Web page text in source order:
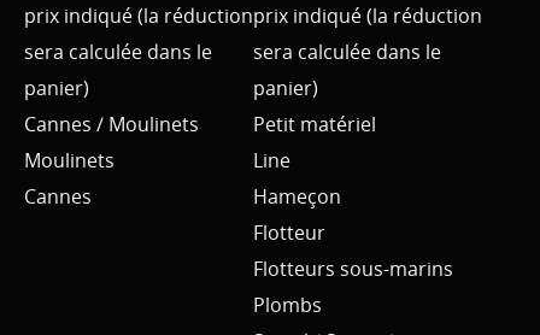
prix indiqué (la réduction
sera calculée dans le
panier)
prix indiqué (la réduction
sera calculée dans le
panier)
Cannes / Moulinets
Moulinets
Cannes
Petit matériel
Line
Hameçon
Flotteur
Flotteurs sous-marins
Plombs